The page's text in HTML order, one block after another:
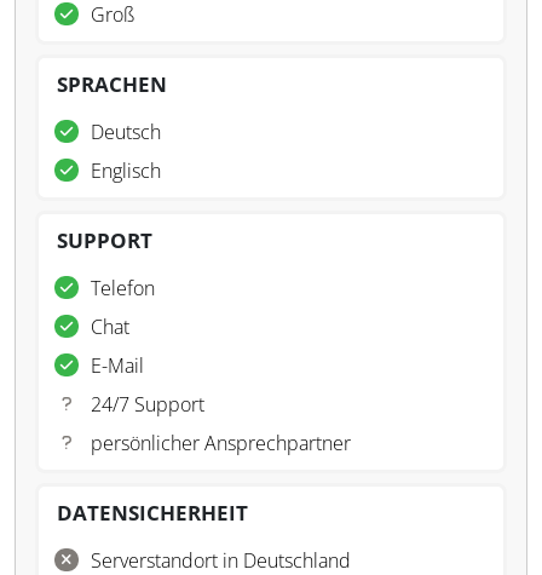
Groß
SPRACHEN
Deutsch
Englisch
SUPPORT
Telefon
Chat
E-Mail
24/7 Support
persönlicher Ansprechpartner
DATENSICHERHEIT
Serverstandort in Deutschland